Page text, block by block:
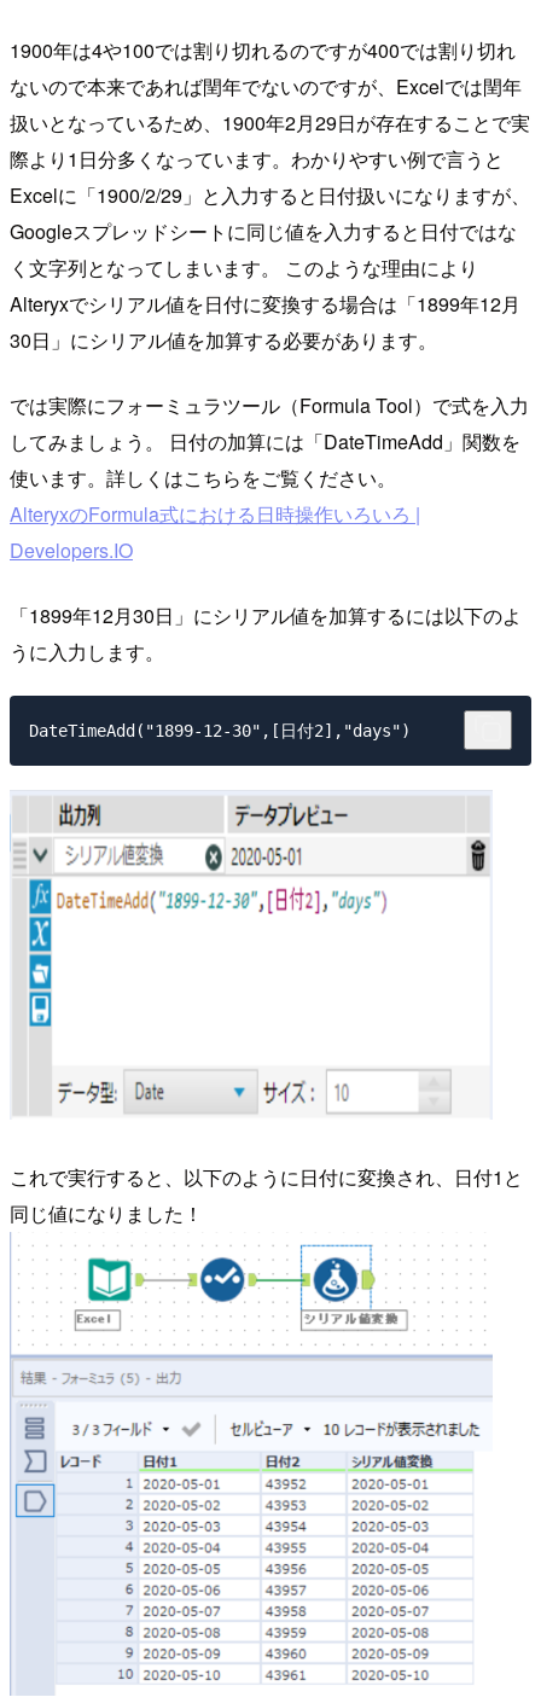
1900年は4や100では割り切れるのですが400では割り切れ
ないので本来であれば閏年でないのですが、Excelでは閏年
扱いとなっているため、1900年2月29日が存在することで実
際より1日分多くなっています。わかりやすい例で言うと
Excelに「1900/2/29」と入力すると日付扱いになりますが、
Googleスプレッドシートに同じ値を入力すると日付ではな
く文字列となってしまいます。 このような理由により
Alteryxでシリアル値を日付に変換する場合は「1899年12月
30日」にシリアル値を加算する必要があります。
では実際にフォーミュラツール（Formula Tool）で式を入力
してみましょう。 日付の加算には「DateTimeAdd」関数を
使います。詳しくはこちらをご覧ください。
AlteryxのFormula式における日時操作いろいろ |
Developers.IO
「1899年12月30日」にシリアル値を加算するには以下のよ
うに入力します。
DateTimeAdd("1899-12-30",[日付2],"days")
これで実行すると、以下のように日付に変換され、日付1と
同じ値になりました！